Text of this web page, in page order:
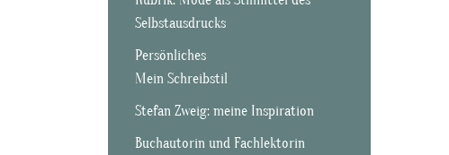
Selbstausdrucks
Persönliches
Mein Schreibstil
Stefan Zweig: meine Inspiration
Buchautorin und Fachlektorin